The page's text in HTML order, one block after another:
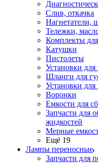
Слив, откачка
Нагнетатели,
Тележки,
Комплекты
Катушки
Пистолеты
Установки
Шланги для
Установки
Воронки
Емкости для
Запчасти для
жидкостей
Мерные
Ещё 19
Лампы переносные
Запчасти для